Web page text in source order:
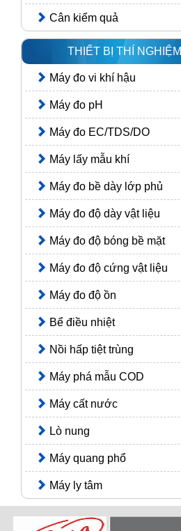
Cân kiểm quả
THIẾT BỊ THÍ NGHIỆM
Máy đo vi khí hậu
Máy đo pH
Máy đo EC/TDS/DO
Máy lấy mẫu khí
Máy đo bề dày lớp phủ
Máy đo độ dày vật liệu
Máy đo độ bóng bề mặt
Máy đo độ cứng vật liệu
Máy đo độ ồn
Bể điều nhiệt
Nồi hấp tiệt trùng
Máy phá mẫu COD
Máy cất nước
Lò nung
Máy quang phổ
Máy ly tâm